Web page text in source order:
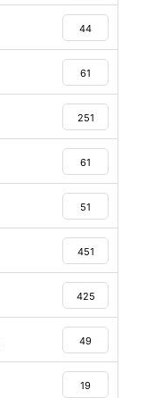
44
61
251
61
51
451
425
49
19